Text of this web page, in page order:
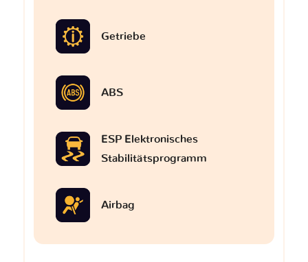
Getriebe
ABS
ESP Elektronisches
Stabilitätsprogramm
Airbag